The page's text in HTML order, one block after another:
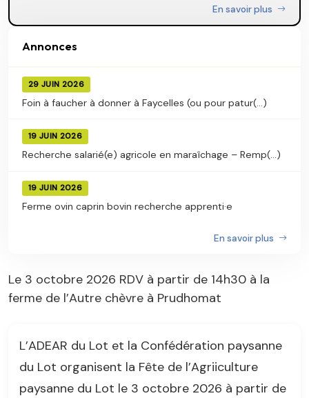
En savoir plus
Annonces
29 JUIN 2026
Foin à faucher à donner à Faycelles (ou pour patur(...)
19 JUIN 2026
Recherche salarié(e) agricole en maraîchage – Remp(...)
19 JUIN 2026
Ferme ovin caprin bovin recherche apprenti·e
En savoir plus
Le 3 octobre 2026 RDV à partir de 14h30 à la
ferme de l’Autre chèvre à Prudhomat
L’ADEAR du Lot et la Confédération paysanne
du Lot organisent la Fête de l’Agriiculture
paysanne du Lot le 3 octobre 2026 à partir de